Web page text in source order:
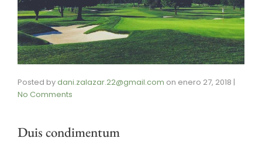
Posted bydani.zalazar.22@gmail.com on enero 27, 2018 |
No Comments
Duis condimentum